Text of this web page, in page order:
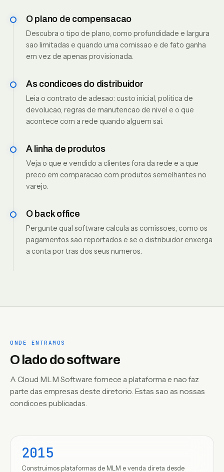
O plano de compensacao
Descubra o tipo de plano, como profundidade e largura
sao limitadas e quando uma comissao e de fato ganha
em vez de apenas provisionada.
As condicoes do distribuidor
Leia o contrato de adesao: custo inicial, politica de
devolucao, regras de manutencao de nivel e o que
acontece com a rede quando alguem sai.
A linha de produtos
Veja o que e vendido a clientes fora da rede e a que
preco em comparacao com produtos semelhantes no
varejo.
O back office
Pergunte qual software calcula as comissoes, como os
pagamentos sao reportados e se o distribuidor enxerga
a conta por tras dos seus numeros.
ONDE ENTRAMOS
O lado do software
A Cloud MLM Software fornece a plataforma e nao faz
parte das empresas deste diretorio. Estas sao as nossas
condicoes publicadas.
2015
Construimos plataformas de MLM e venda direta desde